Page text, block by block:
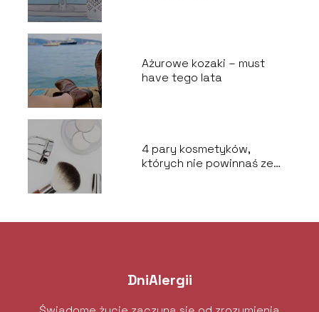
Ażurowe kozaki – must
have tego lata
4 pary kosmetyków,
których nie powinnaś ze
DniAlergii